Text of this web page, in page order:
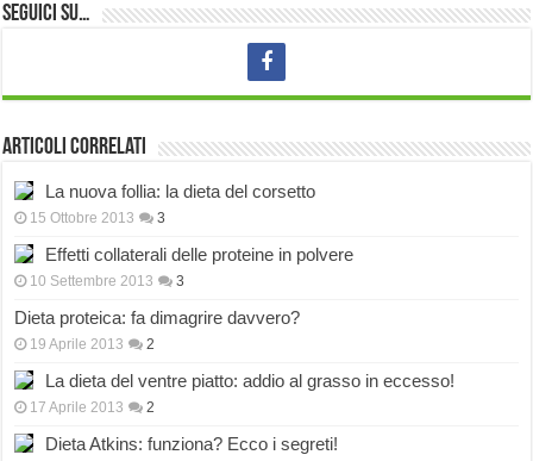
Seguici su…
Articoli correlati
La nuova follia: la dieta del corsetto
15 Ottobre 2013 3
Effetti collaterali delle proteine in polvere
10 Settembre 2013 3
Dieta proteica: fa dimagrire davvero?
19 Aprile 2013 2
La dieta del ventre piatto: addio al grasso in eccesso!
17 Aprile 2013 2
Dieta Atkins: funziona? Ecco i segreti!